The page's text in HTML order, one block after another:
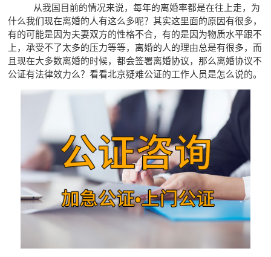
从我国目前的情况来说，每年的离婚率都是在往上走，为
什么我们现在离婚的人有这么多呢？其实这里面的原因有很多，
有的可能是因为夫妻双方的性格不合，有的是因为物质水平跟不
上，承受不了太多的压力等等，离婚的人的理由总是有很多，而
且现在大多数离婚的时候，都会签署离婚协议，那么离婚协议不
公证有法律效力么？看看北京疑难公证的工作人员是怎么说的。